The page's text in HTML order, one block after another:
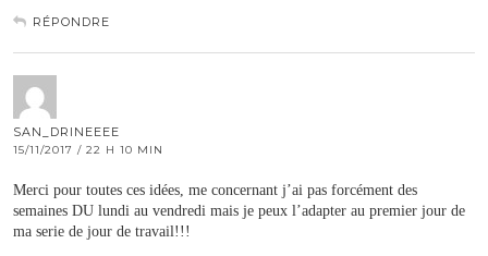
RÉPONDRE
SAN_DRINEEEE
15/11/2017 / 22 H 10 MIN
Merci pour toutes ces idées, me concernant j’ai pas forcément des
semaines DU lundi au vendredi mais je peux l’adapter au premier jour de
ma serie de jour de travail!!!